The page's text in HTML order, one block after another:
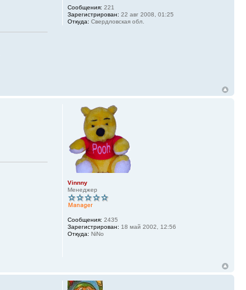
Сообщения: 221
Зарегистрирован: 22 авг 2008, 01:25
Откуда: Свердловская обл.
Vinnny
Менеджер
Сообщения: 2435
Зарегистрирован: 18 май 2002, 12:56
Откуда: NiNo